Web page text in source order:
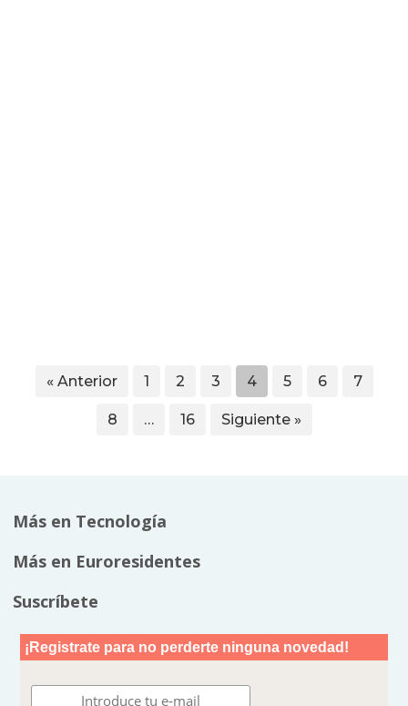
« Anterior 1 2 3 4 5 6 7
8 … 16 Siguiente »
Más en Tecnología
Más en Euroresidentes
Suscríbete